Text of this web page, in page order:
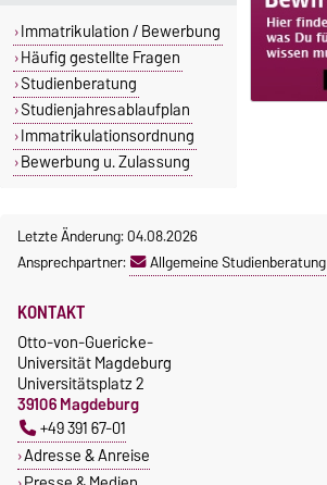
Immatrikulation / Bewerbung
Häufig gestellte Fragen
Studienberatung
Studienjahresablaufplan
Immatrikulationsordnung
Bewerbung u. Zulassung
Letzte Änderung: 04.08.2026
Ansprechpartner:
Allgemeine Studienberatung
KONTAKT
Otto-von-Guericke-
Universität Magdeburg
Universitätsplatz 2
39106 Magdeburg
+49 391 67-01
Adresse & Anreise